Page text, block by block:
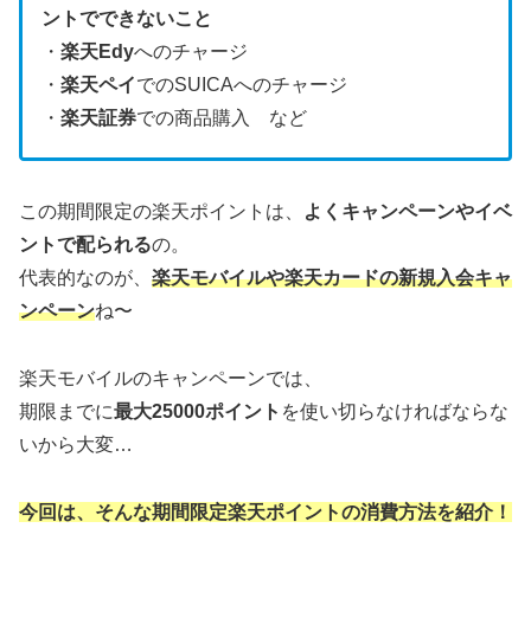
ントでできないこと
・ 楽天Edyへのチャージ
・ 楽天ペイでのSUICAへのチャージ
・ 楽天証券での商品購入 など
この期間限定の楽天ポイントは、
よくキャンペーンやイベ
ントで配られるの。
代表的なのが、 楽天モバイルや楽天カードの新規入会キャ
ンペーンね〜
楽天モバイルのキャンペーンでは、
期限までに最大25000ポイント を使い切らなければならな
いから大変…
今回は、そんな期間限定楽天ポイントの消費方法を紹介！